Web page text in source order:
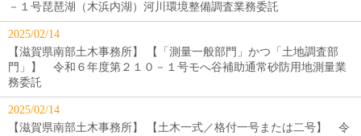
－１号琵琶湖（木浜内湖）河川環境整備調査業務委託
2025/02/14
【滋賀県南部土木事務所】 【「測量一般部門」かつ「土地調査部
門」】 令和６年度第２１０－１号モへ谷補助通常砂防用地測量業
務委託
2025/02/14
【滋賀県南部土木事務所】 【土木一式／格付一号または二号】 令